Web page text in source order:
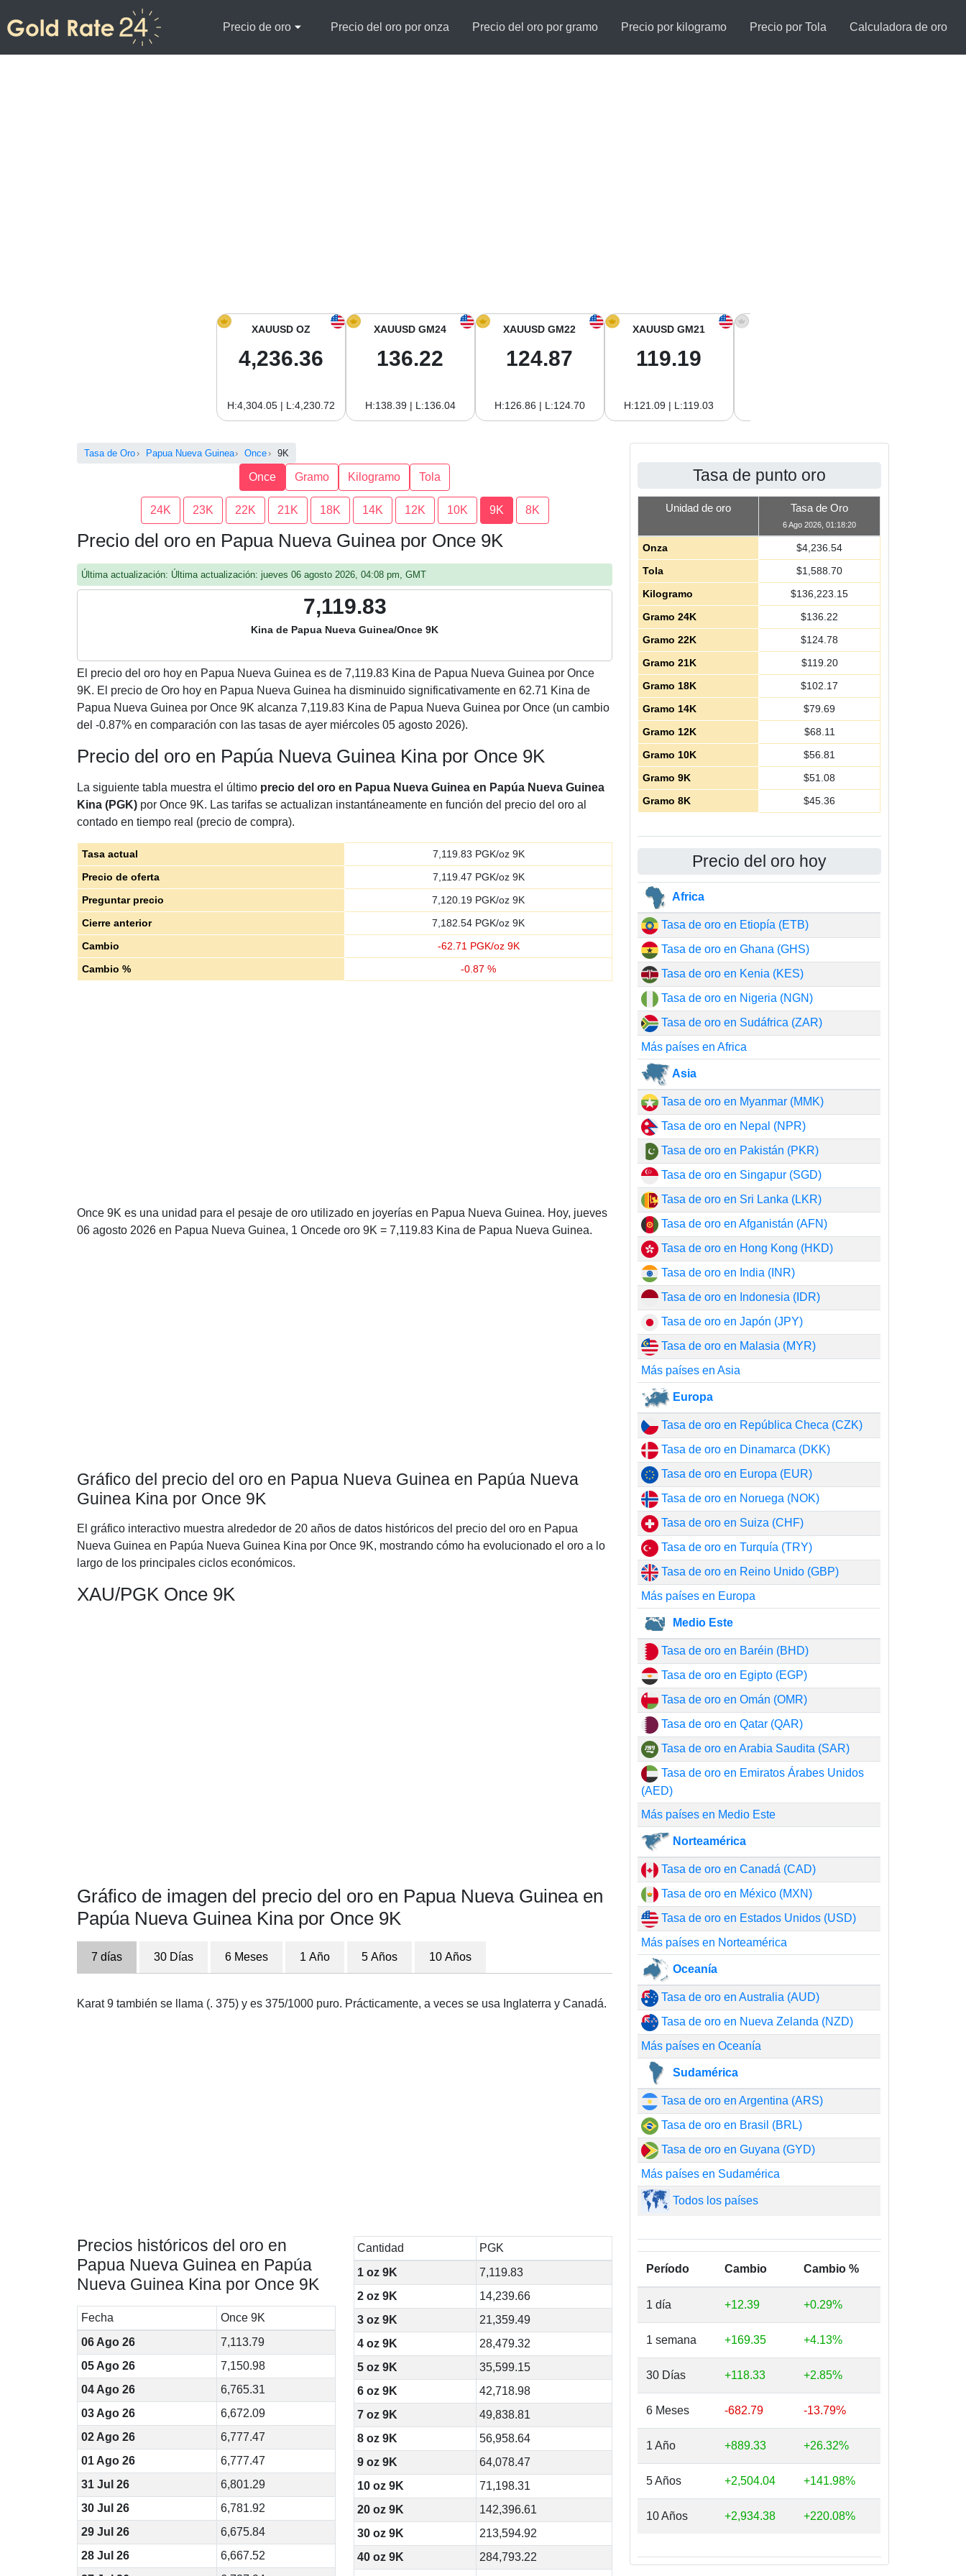
Precio de oro Precio del oro por onza Precio del oro por gramo Precio por kilogramo Precio por Tola Calculadora de oro
XAUUSD OZ
4,236.36
H:4,304.05 | L:4,230.72
XAUUSD GM24
136.22
H:138.39 | L:136.04
XAUUSD GM22
124.87
H:126.86 | L:124.70
XAUUSD GM21
119.19
H:121.09 | L:119.03
Tasa de Oro Papua Nueva Guinea Once 9K
Once Gramo Kilogramo Tola
24K 23K 22K 21K 18K 14K 12K 10K 9K 8K
Precio del oro en Papua Nueva Guinea por Once 9K
Última actualización: Última actualización: jueves 06 agosto 2026, 04:08 pm, GMT
7,119.83
Kina de Papua Nueva Guinea/Once 9K
El precio del oro hoy en Papua Nueva Guinea es de 7,119.83 Kina de Papua Nueva Guinea por Once
9K. El precio de Oro hoy en Papua Nueva Guinea ha disminuido significativamente en 62.71 Kina de
Papua Nueva Guinea por Once 9K alcanza 7,119.83 Kina de Papua Nueva Guinea por Once (un cambio
del -0.87% en comparación con las tasas de ayer miércoles 05 agosto 2026).
Precio del oro en Papúa Nueva Guinea Kina por Once 9K
La siguiente tabla muestra el último precio del oro en Papua Nueva Guinea en Papúa Nueva Guinea
Kina (PGK) por Once 9K. Las tarifas se actualizan instantáneamente en función del precio del oro al
contado en tiempo real (precio de compra).
Tasa actual 7,119.83 PGK/oz 9K
Precio de oferta
7,119.47 PGK/oz 9K
Preguntar precio
7,120.19 PGK/oz 9K
Cierre anterior
7,182.54 PGK/oz 9K
Cambio
-62.71 PGK/oz 9K
Cambio %
-0.87 %
Once 9K es una unidad para el pesaje de oro utilizado en joyerías en Papua Nueva Guinea. Hoy, jueves
06 agosto 2026 en Papua Nueva Guinea, 1 Oncede oro 9K = 7,119.83 Kina de Papua Nueva Guinea.
Gráfico del precio del oro en Papua Nueva Guinea en Papúa Nueva
Guinea Kina por Once 9K
El gráfico interactivo muestra alrededor de 20 años de datos históricos del precio del oro en Papua
Nueva Guinea en Papúa Nueva Guinea Kina por Once 9K, mostrando cómo ha evolucionado el oro a lo
largo de los principales ciclos económicos.
XAU/PGK Once 9K
Gráfico de imagen del precio del oro en Papua Nueva Guinea en
Papúa Nueva Guinea Kina por Once 9K
7 días 30 Días 6 Meses 1 Año 5 Años 10 Años
Karat 9 también se llama (. 375) y es 375/1000 puro. Prácticamente, a veces se usa Inglaterra y Canadá.
Precios históricos del oro en
Papua Nueva Guinea en Papúa
Nueva Guinea Kina por Once 9K
Fecha
Once 9K
06 Ago 26
7,113.79
05 Ago 26
7,150.98
04 Ago 26
6,765.31
03 Ago 26
6,672.09
02 Ago 26
6,777.47
01 Ago 26
6,777.47
31 Jul 26
6,801.29
30 Jul 26
6,781.92
29 Jul 26
6,675.84
28 Jul 26
6,667.52
Cantidad
PGK
1 oz 9K
7,119.83
2 oz 9K
14,239.66
3 oz 9K
21,359.49
4 oz 9K
28,479.32
5 oz 9K
35,599.15
6 oz 9K
42,718.98
7 oz 9K
49,838.81
8 oz 9K
56,958.64
9 oz 9K
64,078.47
10 oz 9K
71,198.31
20 oz 9K
142,396.61
30 oz 9K
213,594.92
40 oz 9K
284,793.22
Tasa de punto oro
Unidad de oro Tasa de Oro
6 Ago 2026, 01:18:20
Onza $4,236.54
Tola
$1,588.70
Kilogramo
$136,223.15
Gramo 24K
$136.22
Gramo 22K
$124.78
Gramo 21K
$119.20
Gramo 18K
$102.17
Gramo 14K
$79.69
Gramo 12K
$68.11
Gramo 10K
$56.81
Gramo 9K
$51.08
Gramo 8K
$45.36
Precio del oro hoy
Africa
Tasa de oro en Etiopía (ETB)
Tasa de oro en Ghana (GHS)
Tasa de oro en Kenia (KES)
Tasa de oro en Nigeria (NGN)
Tasa de oro en Sudáfrica (ZAR)
Más países en Africa
Asia
Tasa de oro en Myanmar (MMK)
Tasa de oro en Nepal (NPR)
Tasa de oro en Pakistán (PKR)
Tasa de oro en Singapur (SGD)
Tasa de oro en Sri Lanka (LKR)
Tasa de oro en Afganistán (AFN)
Tasa de oro en Hong Kong (HKD)
Tasa de oro en India (INR)
Tasa de oro en Indonesia (IDR)
Tasa de oro en Japón (JPY)
Tasa de oro en Malasia (MYR)
Más países en Asia
Europa
Tasa de oro en República Checa (CZK)
Tasa de oro en Dinamarca (DKK)
Tasa de oro en Europa (EUR)
Tasa de oro en Noruega (NOK)
Tasa de oro en Suiza (CHF)
Tasa de oro en Turquía (TRY)
Tasa de oro en Reino Unido (GBP)
Más países en Europa
Medio Este
Tasa de oro en Baréin (BHD)
Tasa de oro en Egipto (EGP)
Tasa de oro en Omán (OMR)
Tasa de oro en Qatar (QAR)
Tasa de oro en Arabia Saudita (SAR)
Tasa de oro en Emiratos Árabes Unidos
(AED)
Más países en Medio Este
Norteamérica
Tasa de oro en Canadá (CAD)
Tasa de oro en México (MXN)
Tasa de oro en Estados Unidos (USD)
Más países en Norteamérica
Oceanía
Tasa de oro en Australia (AUD)
Tasa de oro en Nueva Zelanda (NZD)
Más países en Oceanía
Sudamérica
Tasa de oro en Argentina (ARS)
Tasa de oro en Brasil (BRL)
Tasa de oro en Guyana (GYD)
Más países en Sudamérica
Todos los países
Período Cambio Cambio %
1 día +12.39 +0.29%
1 semana +169.35 +4.13%
30 Días +118.33 +2.85%
6 Meses -682.79 -13.79%
1 Año +889.33 +26.32%
5 Años +2,504.04 +141.98%
10 Años +2,934.38 +220.08%